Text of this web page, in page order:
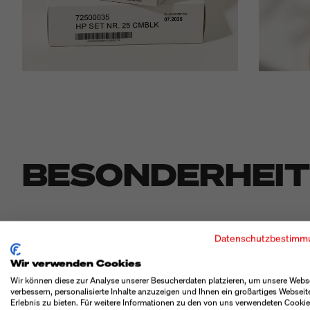
ANSTEUERUNG VON BIS ZU
Wir verwenden Cookies
Wir können diese zur Analyse unserer Besucherdaten platzieren, um unsere
verbessern, personalisierte Inhalte anzuzeigen und Ihnen ein großartiges
Erlebnis zu bieten. Für weitere Informationen zu den von uns verwendeten